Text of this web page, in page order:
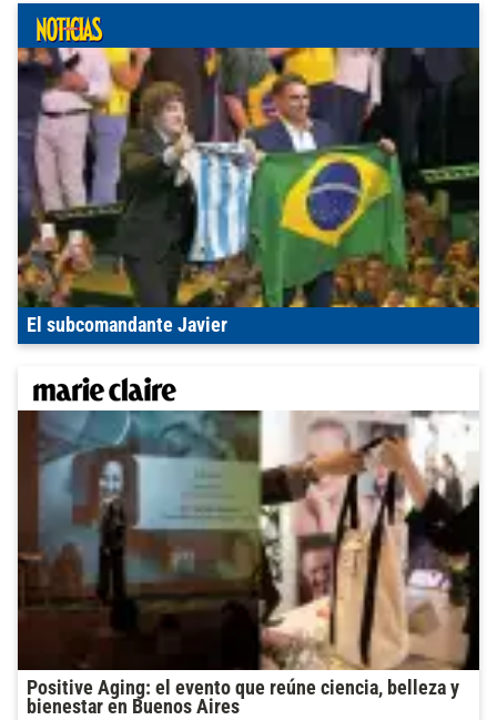
El subcomandante Javier
Positive Aging: el evento que reúne ciencia, belleza y
bienestar en Buenos Aires